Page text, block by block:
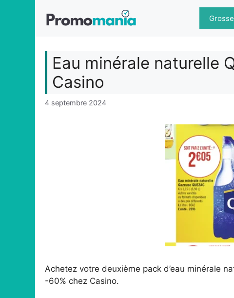
Eau minérale naturelle
Casino
4 septembre 2024
Achetez votre deuxième pack d’eau minérale
-60% chez Casino.